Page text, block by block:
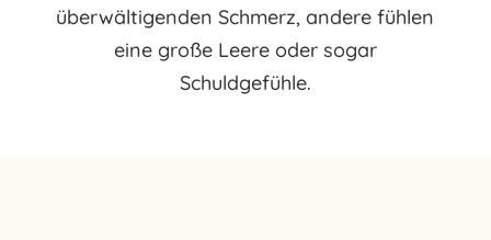
überwältigenden Schmerz, andere fühlen
eine große Leere oder sogar
Schuldgefühle.